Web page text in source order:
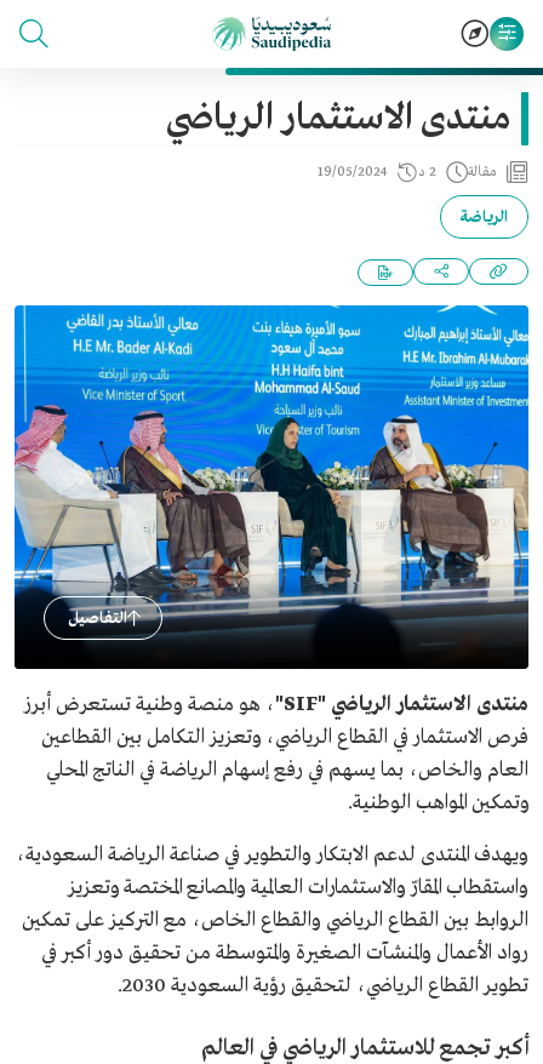
منتدى الاستثمار الرياضي
مقالة 2 د 19/05/2024
الرياضة
التفاصيل
منتدى الاستثمار الرياضي "SIF"
، هو منصة وطنية تستعرض أبرز
فرص الاستثمار في القطاع الرياضي، وتعزيز التكامل بين القطاعين
العام والخاص، بما يسهم في رفع إسهام الرياضة في الناتج المحلي
وتمكين المواهب الوطنية.
ويهدف المنتدى لدعم الابتكار والتطوير في صناعة الرياضة السعودية،
واستقطاب المقارّ والاستثمارات العالمية والمصانع المختصة وتعزيز
الروابط بين القطاع الرياضي والقطاع الخاص، مع التركيز على تمكين
رواد الأعمال والمنشآت الصغيرة والمتوسطة من تحقيق دور أكبر في
تطوير القطاع الرياضي، لتحقيق رؤية السعودية 2030.
أكبر تجمع للاستثمار الرياضي في العالم